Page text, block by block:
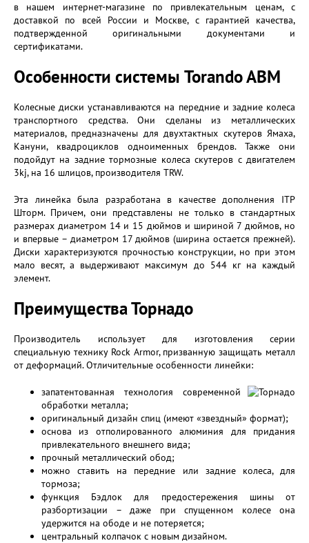
в нашем интернет-магазине по привлекательным ценам, с
доставкой по всей России и Москве, с гарантией качества,
подтвержденной оригинальными документами и
сертификатами.
Особенности системы Torando ABM
Колесные диски устанавливаются на передние и задние колеса
транспортного средства. Они сделаны из металлических
материалов, предназначены для двухтактных скутеров Ямаха,
Кануни, квадроциклов одноименных брендов. Также они
подойдут на задние тормозные колеса скутеров с двигателем
3kj, на 16 шлицов, производителя TRW.
Эта линейка была разработана в качестве дополнения ITP
Шторм. Причем, они представлены не только в стандартных
размерах диаметром 14 и 15 дюймов и шириной 7 дюймов, но
и впервые – диаметром 17 дюймов (ширина остается прежней).
Диски характеризуются прочностью конструкции, но при этом
мало весят, а выдерживают максимум до 544 кг на каждый
элемент.
Преимущества Торнадо
Производитель использует для изготовления серии
специальную технику Rock Armor, призванную защищать металл
от деформаций. Отличительные особенности линейки:
запатентованная технология современной
обработки металла;
оригинальный дизайн спиц (имеют «звездный» формат);
основа из отполированного алюминия для придания
привлекательного внешнего вида;
прочный металлический обод;
можно ставить на передние или задние колеса, для
тормоза;
функция Бэдлок для предостережения шины от
разбортизации – даже при спущенном колесе она
удержится на ободе и не потеряется;
центральный колпачок с новым дизайном.